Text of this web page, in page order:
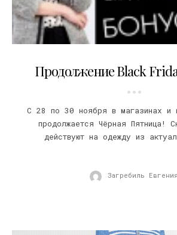
Продолжение Black
С 28 по 30 ноября в магазинах и
продолжается Чёрная Пятница!
действуют на одежду из
Загребиль Евгения